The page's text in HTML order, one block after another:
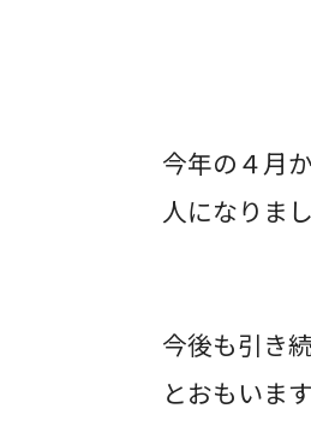
今年の４月
人になりまし
今後も引き
とおもいます